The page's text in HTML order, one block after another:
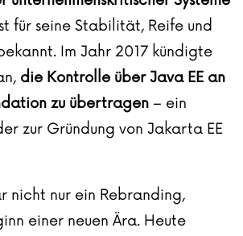
für seine Stabilität, Reife und
Im Jahr 2017 kündigte
die Kontrolle über Java EE an
zu übertragen – ein
zur Gründung von Jakarta EE
nicht nur ein Rebranding,
einer neuen Ära. Heute